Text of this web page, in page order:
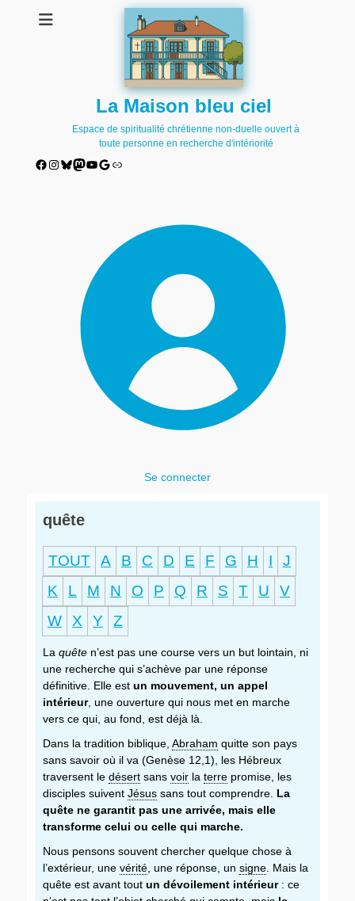
La Maison bleu ciel
Espace de spiritualité chrétienne non-duelle ouvert à
toute personne en recherche d'intériorité
Facebook
Instagram
Bluesky
Mastodon
YouTube
Google
Lien
Se connecter
quête
TOUT A B C D E F G H I
J
K
L M N O P Q R S T U
V
W
X Y Z
La quête n’est pas une course vers un but lointain, ni
une recherche qui s’achève par une réponse
définitive. Elle est un mouvement, un appel
intérieur, une ouverture qui nous met en marche
vers ce qui, au fond, est déjà là.
Dans la tradition biblique, Abraham quitte son pays
sans savoir où il va (Genèse 12,1), les Hébreux
traversent le désert sans voir la terre promise, les
disciples suivent Jésus sans tout comprendre. La
quête ne garantit pas une arrivée, mais elle
transforme celui ou celle qui marche.
Nous pensons souvent chercher quelque chose à
l’extérieur, une vérité , une réponse, un signe . Mais la
quête est avant tout un dévoilement intérieur: ce